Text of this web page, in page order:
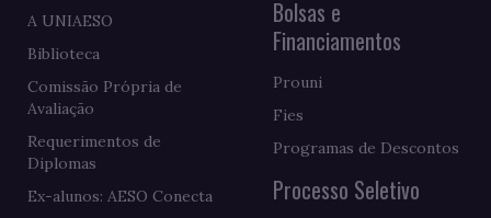
A UNIAESO
Biblioteca
Comissão Própria de
Avaliação
Requerimentos de
Diplomas
Ex-alunos: AESO Conecta
Bolsas e
Financiamentos
Prouni
Fies
Programas de Descontos
Processo Seletivo